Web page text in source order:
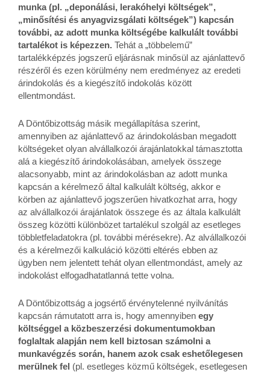
munka (pl. „deponálási, lerakóhelyi költségek”,
„minősítési és anyagvizsgálati költségek”) kapcsán
további, az adott munka költségébe kalkulált további
tartalékot is képezzen. Tehát a „többelemű”
tartalékképzés jogszerű eljárásnak minősül az ajánlattevő
részéről és ezen körülmény nem eredményez az eredeti
árindokolás és a kiegészítő indokolás között
ellentmondást.
A Döntőbizottság másik megállapítása szerint,
amennyiben az ajánlattevő az árindokolásban megadott
költségeket olyan alvállalkozói árajánlatokkal támasztotta
alá a kiegészítő árindokolásában, amelyek összege
alacsonyabb, mint az árindokolásban az adott munka
kapcsán a kérelmező által kalkulált költség, akkor e
körben az ajánlattevő jogszerűen hivatkozhat arra, hogy
az alvállalkozói árajánlatok összege és az általa kalkulált
összeg közötti különbözet tartalékul szolgál az esetleges
többletfeladatokra (pl. további mérésekre). Az alvállalkozói
és a kérelmezői kalkuláció közötti eltérés ebben az
ügyben nem jelentett tehát olyan ellentmondást, amely az
indokolást elfogadhatatlanná tette volna.
A Döntőbizottság a jogsértő érvénytelenné nyilvánítás
kapcsán rámutatott arra is, hogy amennyiben egy
költséggel a közbeszerzési dokumentumokban
foglaltak alapján nem kell biztosan számolni a
munkavégzés során, hanem azok csak eshetőlegesen
merülnek fel (pl. esetleges közmű költségek, esetlegesen